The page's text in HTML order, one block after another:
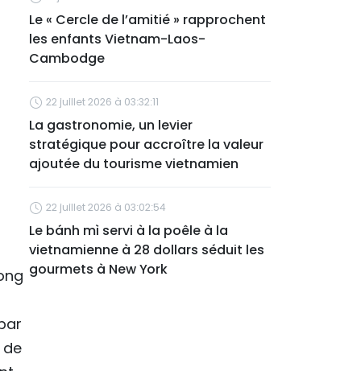
Le « Cercle de l’amitié » rapprochent
les enfants Vietnam-Laos-
Cambodge
22 juillet 2026 à 03:32:11
La gastronomie, un levier
stratégique pour accroître la valeur
ajoutée du tourisme vietnamien
22 juillet 2026 à 03:02:54
Le bánh mì servi à la poêle à la
vietnamienne à 28 dollars séduit les
gourmets à New York